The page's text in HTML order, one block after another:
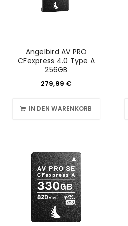
Angelbird AV PRO
CFexpress 4.0 Type A
256GB
279,99 €
IN DEN WARENKORB